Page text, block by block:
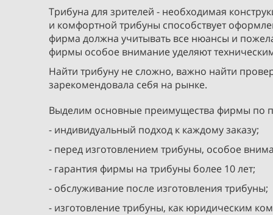
Трибуна для зрителей - необходимая
и комфортной трибуны способствует
фирма должна учитывать все нюансы и
фирмы особое внимание уделяют
Найти трибуну не сложно, важно найти
зарекомендовала себя на рынке.
Выделим основные преимущества фирмы по
- индивидуальный подход к каждому заказу;
- перед изготовлением трибуны, особое
- гарантия фирмы на трибуны более 10 лет;
- обслуживание после изготовления трибуны;
- изготовление трибуны, как юридическим